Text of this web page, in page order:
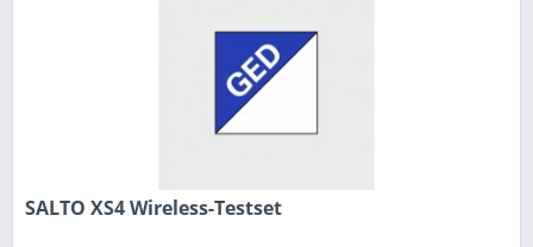
SALTO XS4 Wireless-Testset